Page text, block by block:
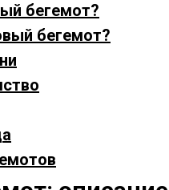
бегемот?
бегемот?